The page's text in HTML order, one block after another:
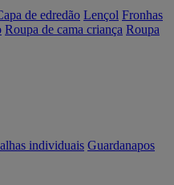
de edredão Lençol Fronhas
Roupa de cama criança Roupa
individuais Guardanapos